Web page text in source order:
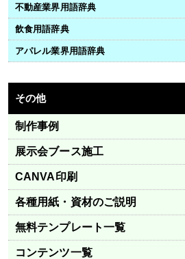
不動産業界用語辞典
飲食用語辞典
アパレル業界用語辞典
その他
制作事例
展示会ブース施工
CANVA印刷
各種用紙・資材のご説明
無料テンプレート一覧
コンテンツ一覧